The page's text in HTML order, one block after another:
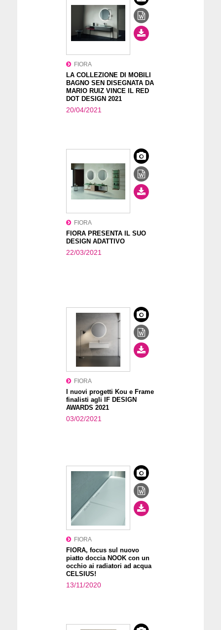
FIORA
LA COLLEZIONE DI MOBILI
BAGNO SEN DISEGNATA DA
MARIO RUIZ VINCE IL RED
DOT DESIGN 2021
20/04/2021
FIORA
FIORA PRESENTA IL SUO
DESIGN ADATTIVO
22/03/2021
FIORA
I nuovi progetti Kou e Frame
finalisti agli IF DESIGN
AWARDS 2021
03/02/2021
FIORA
FIORA, focus sul nuovo
piatto doccia NOOK con un
occhio ai radiatori ad acqua
CELSIUS!
13/11/2020